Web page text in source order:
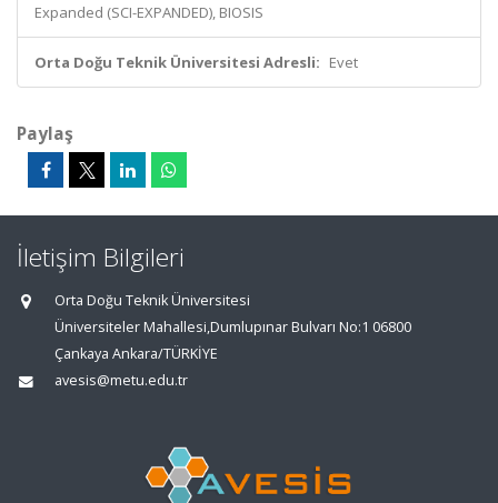
Expanded (SCI-EXPANDED), BIOSIS
Orta Doğu Teknik Üniversitesi Adresli: Evet
Paylaş
İletişim Bilgileri
Orta Doğu Teknik Üniversitesi
Üniversiteler Mahallesi,Dumlupınar Bulvarı No:1 06800
Çankaya Ankara/TÜRKİYE
avesis@metu.edu.tr